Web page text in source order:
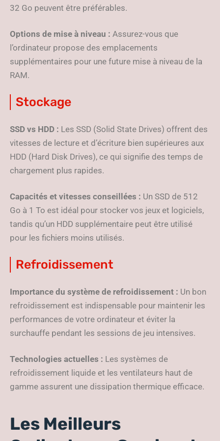
32 Go peuvent être préférables.
Options de mise à niveau : Assurez-vous que
l’ordinateur propose des emplacements
supplémentaires pour une future mise à niveau de la
RAM.
Stockage
SSD vs HDD : Les SSD (Solid State Drives) offrent des
vitesses de lecture et d’écriture bien supérieures aux
HDD (Hard Disk Drives), ce qui signifie des temps de
chargement plus rapides.
Capacités et vitesses conseillées : Un SSD de 512
Go à 1 To est idéal pour stocker vos jeux et logiciels,
tandis qu’un HDD supplémentaire peut être utilisé
pour les fichiers moins utilisés.
Refroidissement
Importance du système de refroidissement : Un bon
refroidissement est indispensable pour maintenir les
performances de votre ordinateur et éviter la
surchauffe pendant les sessions de jeu intensives.
Technologies actuelles : Les systèmes de
refroidissement liquide et les ventilateurs haut de
gamme assurent une dissipation thermique efficace.
Les Meilleurs